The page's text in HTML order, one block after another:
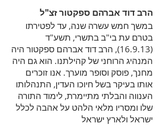
הרב דוד אברהם ספקטור זצ"ל
במשך חמש עשרה שנה, עד לפטירתו
בטרם עת בי"ב בתשרי, תשע"ד
(16.9.13), הרב דוד אברהם ספקטור היה
המנהיג הרוחני של קהילתנו. הוא גם היה
מחנך, פוסק וסופר מוערך. אנו זוכרים
אותו בעיקר בשל חיוכו העדין, התנהלותו
הענווה והבלתי מתיימרת, לימוד התורה
שלו ומסריו מלאי הלהט על אהבה לכלל
ישראל ולארץ ישראל